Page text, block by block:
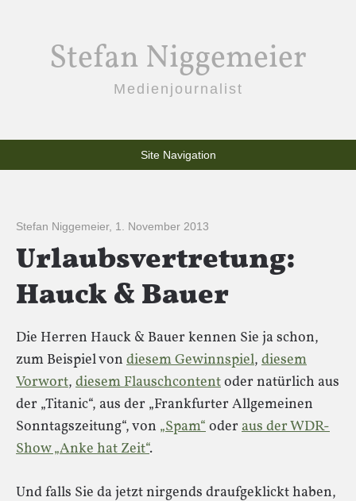
Stefan Niggemeier
Medienjournalist
Site Navigation
Stefan Niggemeier, 1. November 2013
Urlaubsvertretung:
Hauck & Bauer
Die Herren Hauck & Bauer kennen Sie ja schon,
zum Beispiel von diesem Gewinnspiel, diesem
Vorwort, diesem Flauschcontentoder natürlich aus
der „Titanic“, aus der „Frankfurter Allgemeinen
Sonntagszeitung“, von „Spam“oder aus der WDR-
Show „Anke hat Zeit“.
Und falls Sie da jetzt nirgends draufgeklickt haben,